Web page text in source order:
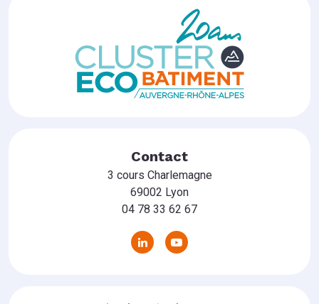
Contact
3 cours Charlemagne
69002 Lyon
04 78 33 62 67